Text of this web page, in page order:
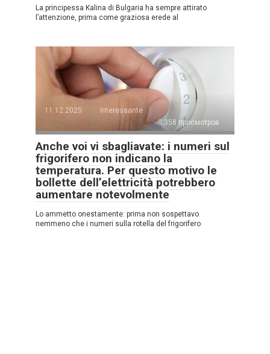
La principessa Kalina di Bulgaria ha sempre attirato
l’attenzione, prima come graziosa erede al
11.12.2025
Interessante
358 просмотров
Anche voi vi sbagliavate: i numeri sul
frigorifero non indicano la
temperatura. Per questo motivo le
bollette dell’elettricità potrebbero
aumentare notevolmente
Lo ammetto onestamente: prima non sospettavo
nemmeno che i numeri sulla rotella del frigorifero